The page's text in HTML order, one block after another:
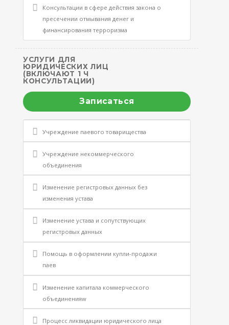
Консультации в сфере действия закона о
пресечении отмывания денег и
финансирования терроризма
УСЛУГИ ДЛЯ
ЮРИДИЧЕСКИХ ЛИЦ
(ВКЛЮЧАЮТ 1 Ч
КОНСУЛЬТАЦИИ)
Записаться
Учреждение паевого товарищества
Учреждение некоммерческого
объединения
Изменение регистровых данных без
изменения устава
Изменение устава и сопутствующих
регистровых данных
Помощь в оформлении купли-продажи
паев
Изменение капитала коммерческого
объединенияw
Процесс ликвидации юридического лица